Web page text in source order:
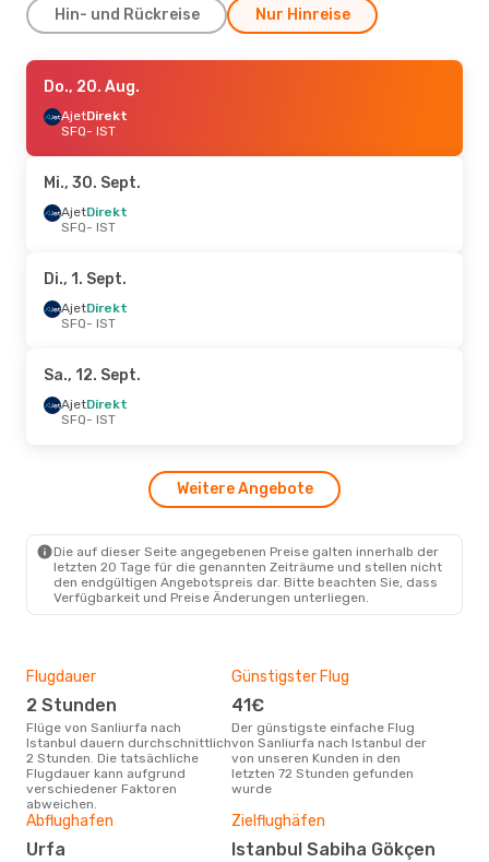
Hin- und Rückreise Nur Hinreise
Mi., 30. Sept.
AjetDirekt
SFQ- IST
IST- SFQ
Di., 6. Okt.- Sa., 10. Okt.
Ajet Direkt
IST- SFQ
Do., 20. Aug.
AjetDirekt
SFQ- IST
Mi., 30. Sept.
AjetDirekt
SFQ- IST
Di., 1. Sept.
AjetDirekt
SFQ- IST
Sa., 12. Sept.
AjetDirekt
SFQ- IST
Weitere Angebote
Die auf dieser Seite angegebenen Preise galten innerhalb der
letzten 20 Tage für die genannten Zeiträume und stellen nicht
den endgültigen Angebotspreis dar. Bitte beachten Sie, dass
Verfügbarkeit und Preise Änderungen unterliegen.
Flugdauer
2 Stunden
Flüge von Sanliurfa nach
Istanbul dauern durchschnittlich
2 Stunden. Die tatsächliche
Flugdauer kann aufgrund
verschiedener Faktoren
abweichen.
Günstigster Flug
41€
Der günstigste einfache Flug
von Sanliurfa nach Istanbul der
von unseren Kunden in den
letzten 72 Stunden gefunden
wurde
Abflughafen
Urfa
Zielflughäfen
Istanbul Sabiha Gökçen